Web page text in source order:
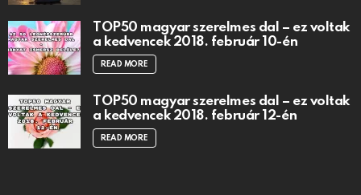
TOP50 magyar szerelmes dal – ez voltak
a kedvencek 2018. február 10-én
READ MORE
TOP50 magyar szerelmes dal – ez voltak
a kedvencek 2018. február 12-én
READ MORE